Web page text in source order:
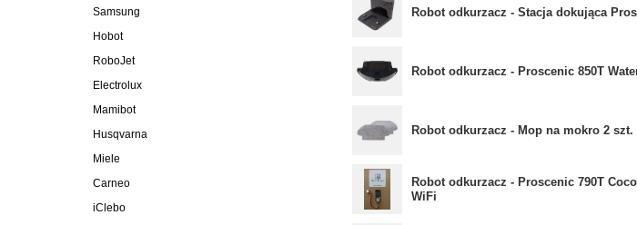
Samsung
Hobot
RoboJet
Electrolux
Mamibot
Husqvarna
Miele
Carneo
iClebo
Robot odkurzacz - Stacja dokująca
Robot odkurzacz - Proscenic 850T
Robot odkurzacz - Mop na mokro 2
Robot odkurzacz - Proscenic 790T
WiFi